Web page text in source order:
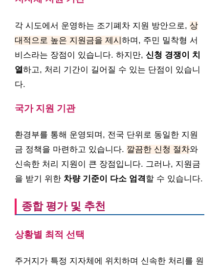
각 시도에서 운영하는 조기폐차 지원 방안으로, 상
대적으로 높은 지원금을 제시하며, 주민 밀착형 서
비스라는 장점이 있습니다. 하지만, 신청 경쟁이 치
열하고, 처리 기간이 길어질 수 있는 단점이 있습니
다.
국가 지원 기관
환경부를 통해 운영되며, 전국 단위로 동일한 지원
금 정책을 마련하고 있습니다. 깔끔한 신청 절차와
신속한 처리 지원이 큰 장점입니다. 그러나, 지원금
을 받기 위한 차량 기준이 다소 엄격할 수 있습니다.
종합 평가 및 추천
상황별 최적 선택
주거지가 특정 지자체에 위치하며 신속한 처리를 원